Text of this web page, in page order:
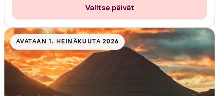
Valitse päivät
AVATAAN 1. HEINÄKUUTA 2026